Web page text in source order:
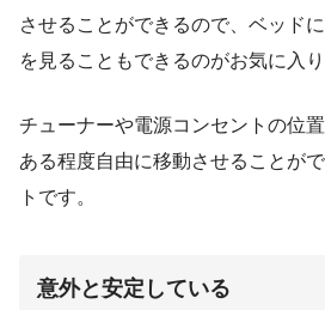
させることができるので、ベッド
を見ることもできるのがお気に入り
チューナーや電源コンセントの位
ある程度自由に移動させることが
トです。
意外と安定している